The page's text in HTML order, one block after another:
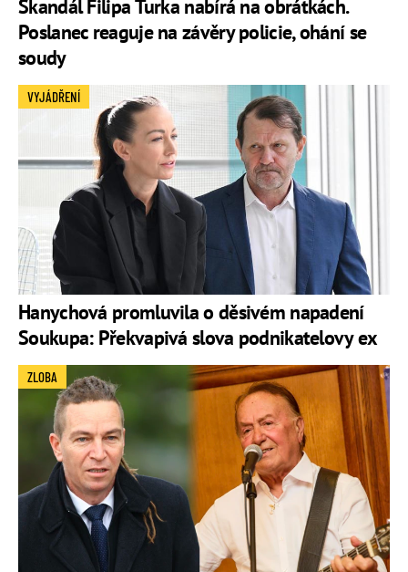
Skandál Filipa Turka nabírá na obrátkách.
Poslanec reaguje na závěry policie, ohání se
soudy
Hanychová promluvila o děsivém napadení
Soukupa: Překvapivá slova podnikatelovy ex
VYJÁDŘENÍ
ZLOBA